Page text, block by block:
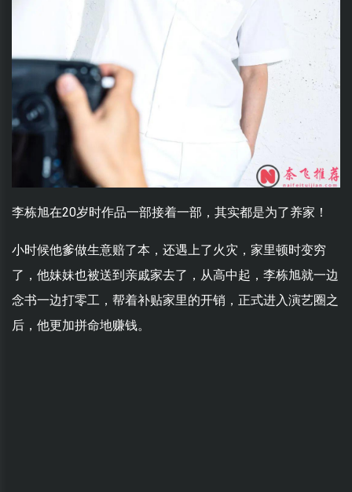
李栋旭在20岁时作品一部接着一部，其实都是为了养家！
小时候他爹做生意赔了本，还遇上了火灾，家里顿时变穷
了，他妹妹也被送到亲戚家去了，从高中起，李栋旭就一边
念书一边打零工，帮着补贴家里的开销，正式进入演艺圈之
后，他更加拼命地赚钱。